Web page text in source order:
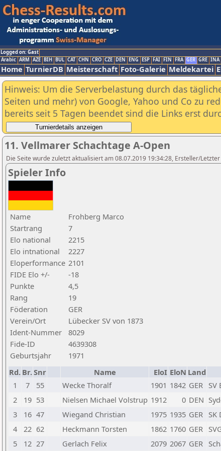
Logged on: Gast
Arabic ARM AZE BIH BUL CAT CHN CRO CZE DEN ENG ESP FAI FIN FRA GER GRE INA
Home TurnierDB Meisterschaft Foto-Galerie Meldekartei
Hinweis: Um die Serverbelastung durch das
Seiten und mehr) von Google, Yahoo und Co zu
bereits seit 5 Tagen beendet sind die Links erst
11. Vellmarer Schachtage A-Open
Die Seite wurde zuletzt aktualisiert am 08.07.2019 19:34:28, Ersteller/
Spieler Info
Name
Frohberg Marco
Startrang
7
Elo national
2215
Elo intnational
2227
Eloperformance 2101
FIDE Elo +/-
-18
Punkte
4,5
Rang
19
Föderation
GER
Verein/Ort
Lübecker SV von 1873
Ident-Nummer
8029
Fide-ID
4639308
Geburtsjahr
1971
Rd. Br.Snr Name EloI EloN Land
1
7 55 Wecke Thoralf 1901 1842 GER SV
2
19 53 Nielsen Michael Volstrup 1912 0 DEN
3
16 47 Wiegand Christian 1975 1935 GER SK
4
22 62 Heckmann Torsten 1862 1760 GER
5
12 27 Gerlach Felix 2079 2067 GER